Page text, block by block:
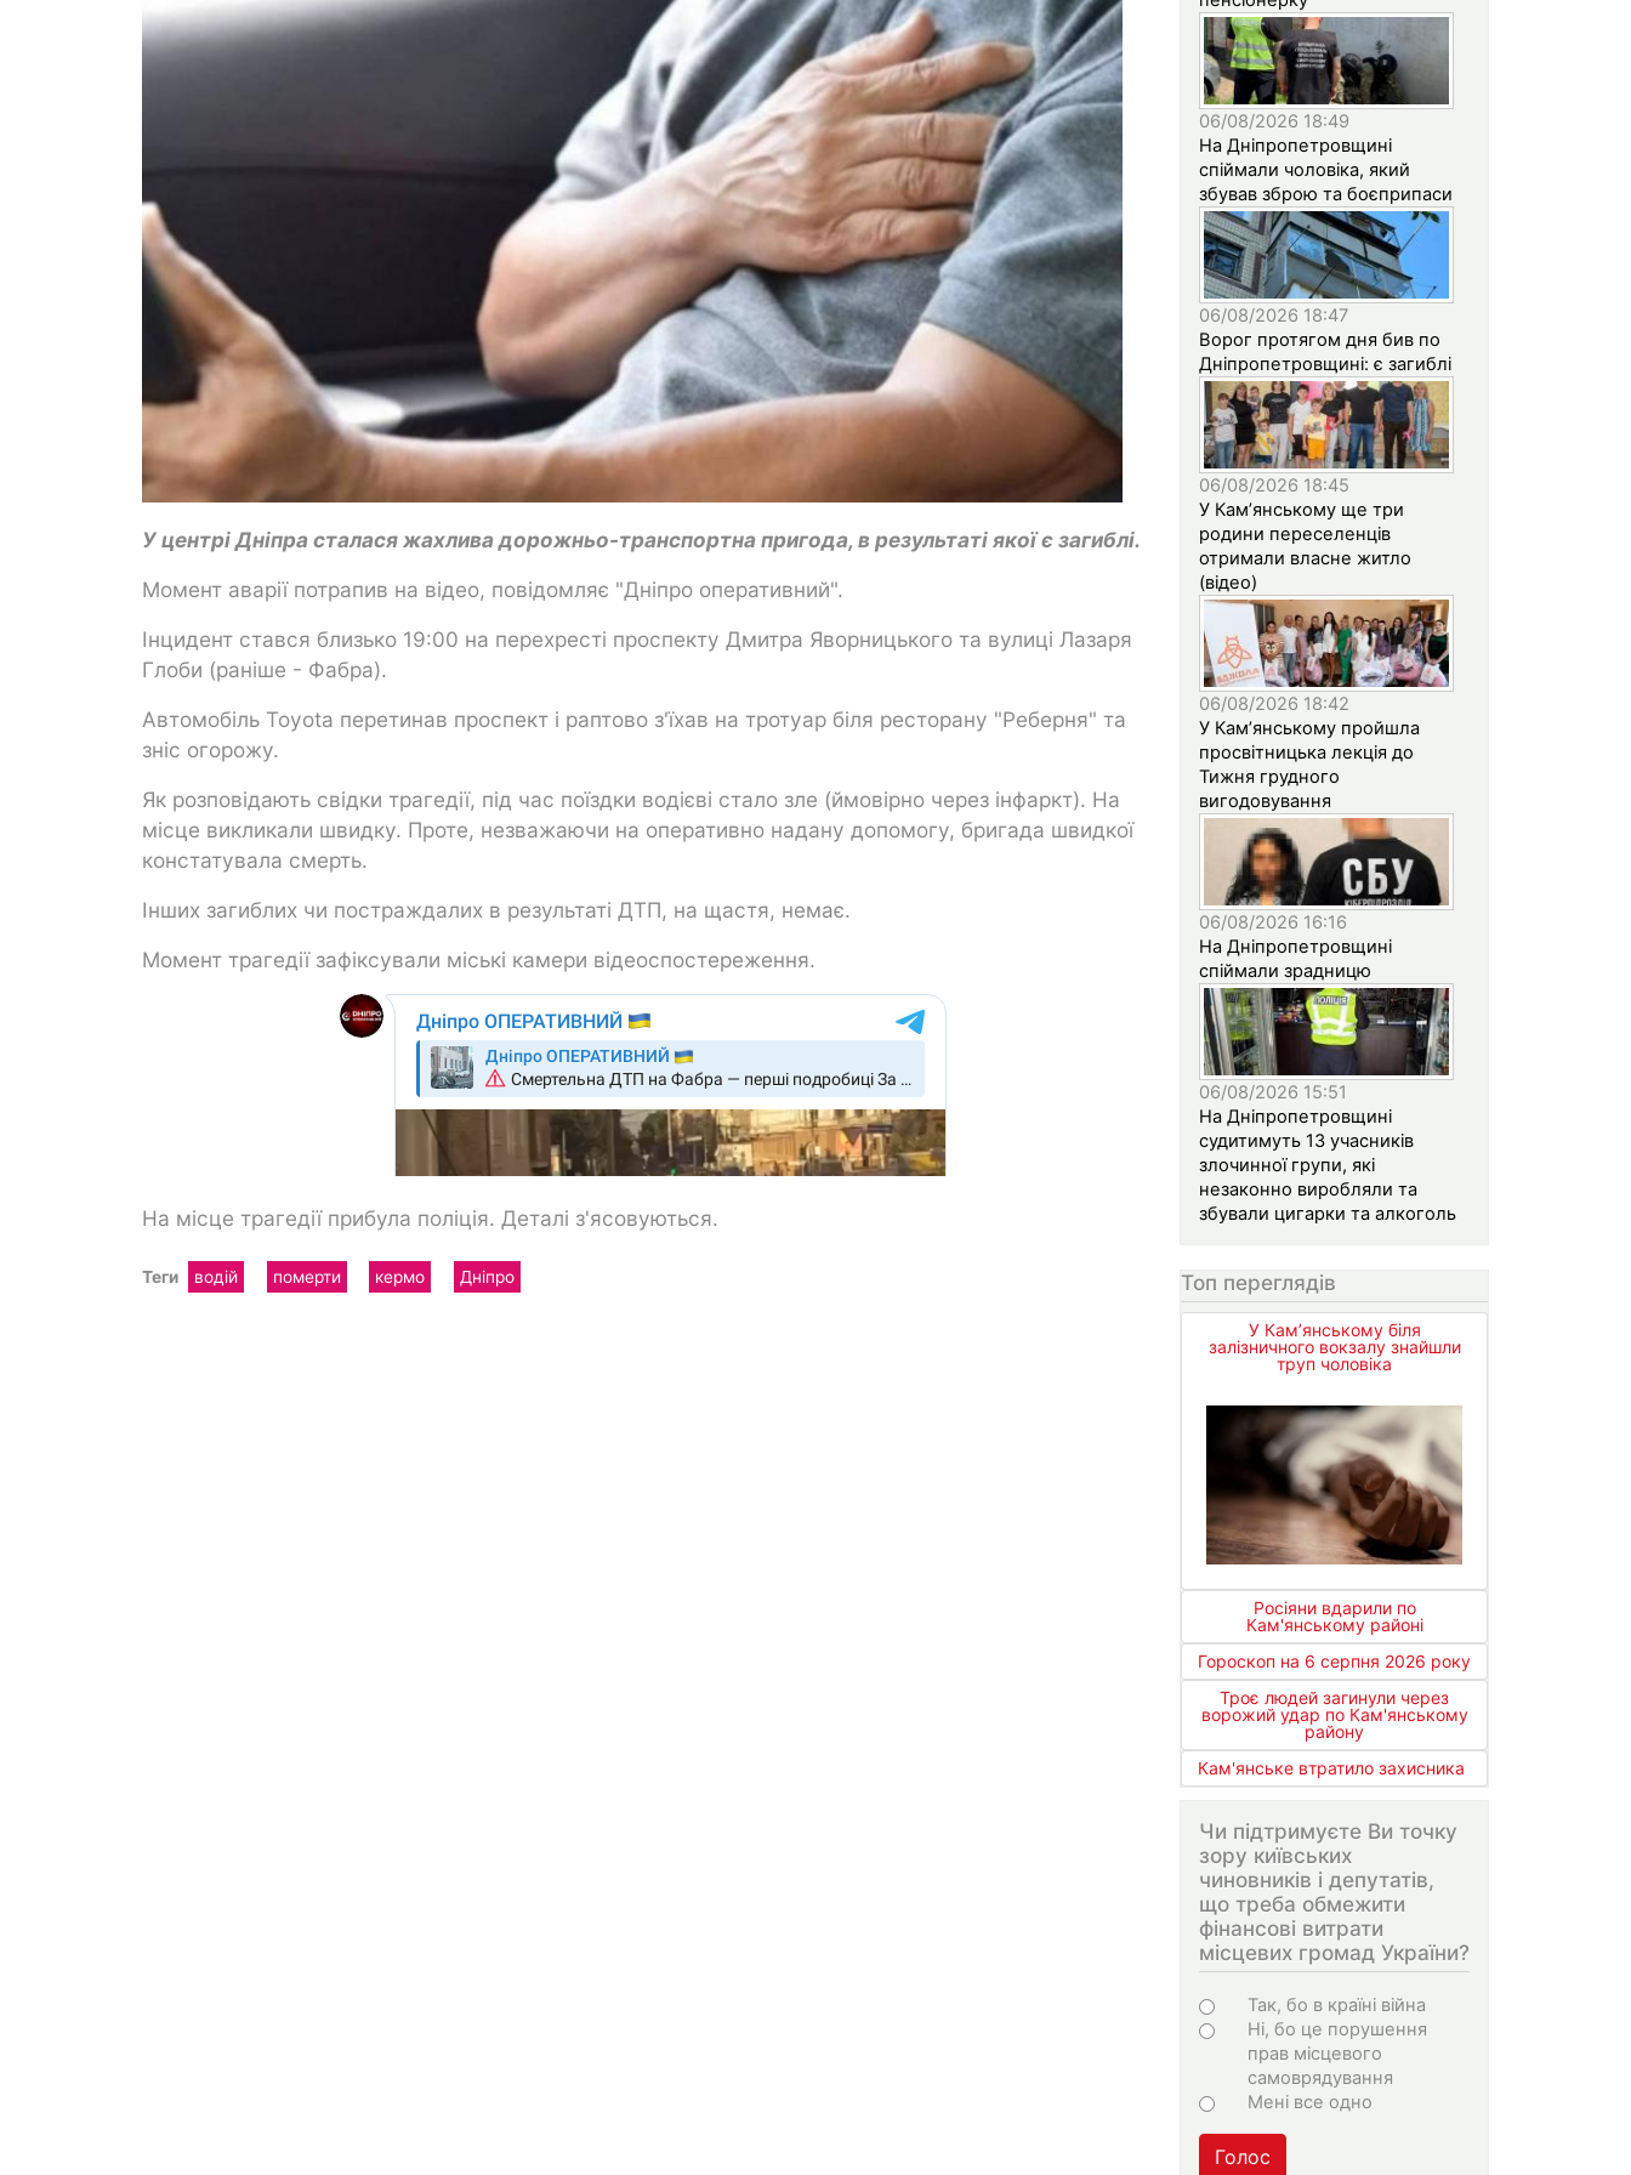
У центрі Дніпра сталася жахлива дорожньо-транспортна пригода, в результаті якої є загиблі.
Момент аварії потрапив на відео, повідомляє "Дніпро оперативний".
Інцидент стався близько 19:00 на перехресті проспекту Дмитра Яворницького та вулиці Лазаря
Глоби (раніше - Фабра).
Автомобіль Toyota перетинав проспект і раптово з'їхав на тротуар біля ресторану "Реберня" та
зніс огорожу.
Як розповідають свідки трагедії, під час поїздки водієві стало зле (ймовірно через інфаркт). На
місце викликали швидку. Проте, незважаючи на оперативно надану допомогу, бригада швидкої
констатувала смерть.
Інших загиблих чи постраждалих в результаті ДТП, на щастя, немає.
Момент трагедії зафіксували міські камери відеоспостереження.
На місце трагедії прибула поліція. Деталі з'ясовуються.
Теги водій померти кермо Дніпро
06/08/2026 18:49
На Дніпропетровщині
спіймали чоловіка, який
збував зброю та боєприпаси
06/08/2026 18:47
Ворог протягом дня бив по
Дніпропетровщині: є загиблі
06/08/2026 18:45
У Кам’янському ще три
родини переселенців
отримали власне житло
(відео)
06/08/2026 18:42
У Кам’янському пройшла
просвітницька лекція до
Тижня грудного
вигодовування
06/08/2026 16:16
На Дніпропетровщині
спіймали зрадницю
06/08/2026 15:51
На Дніпропетровщині
судитимуть 13 учасників
злочинної групи, які
незаконно виробляли та
збували цигарки та алкоголь
Топ переглядів
У Кам’янському біля
залізничного вокзалу знайшли
труп чоловіка
Росіяни вдарили по
Кам'янському районі
Гороскоп на 6 серпня 2026 року
Троє людей загинули через
ворожий удар по Кам'янському
району
Кам'янське втратило захисника
Чи підтримуєте Ви точку
зору київських
чиновників і депутатів,
що треба обмежити
фінансові витрати
місцевих громад України?
Варіанти
Так, бо в країні війна
Ні, бо це порушення
прав місцевого
самоврядування
Мені все одно
Голос